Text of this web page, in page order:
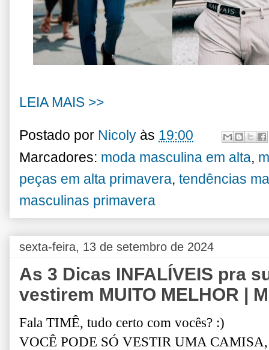
LEIA MAIS >>
Postado por Nicoly às 19:00
Marcadores: moda masculina em alta,
peças em alta primavera, tendências
masculinas primavera
sexta-feira, 13 de setembro de 2024
As 3 Dicas INFALÍVEIS pra
vestirem MUITO MELHOR |
Fala TIMÊ, tudo certo com vocês? :)
VOCÊ PODE SÓ VESTIR UMA